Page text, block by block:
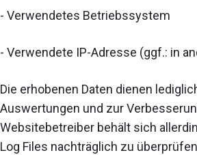
- Verwendetes Betriebssystem
- Verwendete IP-Adresse (ggf.: in
Die erhobenen Daten dienen
Auswertungen und zur
Websitebetreiber behält sich
Log Files nachträglich zu